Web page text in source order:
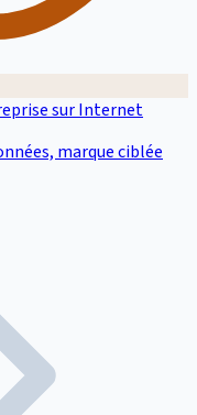
sur Internet
marque ciblée